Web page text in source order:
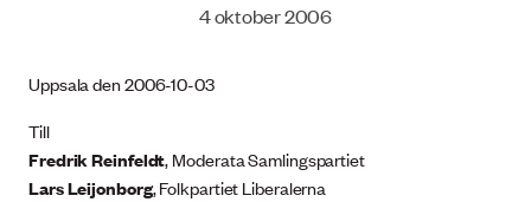
4 oktober 2006
Uppsala den 2006-10-03
Till
Fredrik Reinfeldt, Moderata Samlingspartiet
Lars Leijonborg, Folkpartiet Liberalerna